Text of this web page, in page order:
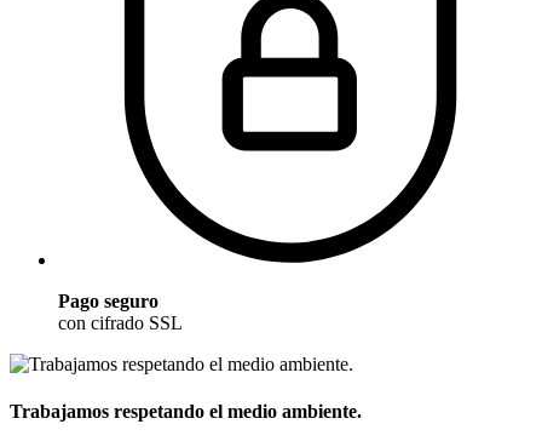
Pago seguro
con cifrado SSL
Trabajamos respetando el medio ambiente.